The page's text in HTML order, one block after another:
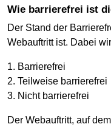
Wie barrierefrei ist
Der Stand der
Webauftritt ist. Dabei
1. Barrierefrei
2. Teilweise barrierefrei
3. Nicht barrierefrei
Der Webauftritt, auf